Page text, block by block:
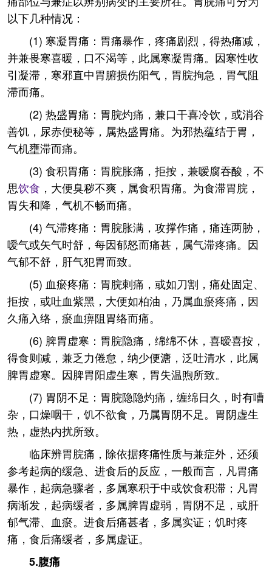
以下几种情况：
(1) 寒凝胃痛：胃痛暴作，疼痛剧烈，得热痛减，
并兼畏寒喜暖，口不渴等，此属寒凝胃痛。因寒性收
引凝滞，寒邪直中胃腑损伤阳气，胃脘拘急，胃气阻
滞而痛。
(2) 热盛胃痛：胃脘灼痛，兼口干喜冷饮，或消谷
善饥，尿赤便秘等，属热盛胃痛。为邪热蕴结于胃，
气机壅滞而痛。
(3) 食积胃痛：胃脘胀痛，拒按，兼嗳腐吞酸，不
思饮食 ，大便臭秽不爽，属食积胃痛。为食滞胃脘，
胃失和降，气机不畅而痛。
(4) 气滞疼痛：胃脘胀满，攻撑作痛，痛连两胁，
嗳气或矢气时舒，每因郁怒而痛甚，属气滞疼痛。因
气郁不舒，肝气犯胃而致。
(5) 血瘀疼痛：胃脘剌痛，或如刀割，痛处固定、
拒按，或吐血紫黑，大便如柏油，乃属血瘀疼痛，因
久痛入络，瘀血痹阻胃络而痛。
(6) 脾胃虚寒：胃脘隐痛，绵绵不休，喜暧喜按，
得食则减，兼乏力倦怠，纳少便溏，泛吐清水，此属
脾胃虚寒。因脾胃阳虚生寒，胃失温煦所致。
(7) 胃阴不足：胃脘隐隐灼痛，缠绵日久，时有嘈
杂，口燥咽干，饥不欲食，乃属胃阴不足。胃阴虚生
热，虚热内扰所致。
临床辨胃脘痛，除依据疼痛性质与兼症外，还须
参考起病的缓急、进食后的反应，一般而言，凡胃痛
暴作，起病急骤者，多属寒积于中或饮食积滞；凡胃
病渐发，起病缓者，多属脾胃虚弱，胃阴不足，或肝
郁气滞、血瘀。进食后痛甚者，多属实证；饥时疼
痛，食后痛缓者，多属虚证。
5.腹痛